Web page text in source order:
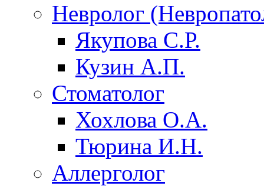
Невролог
Якупова С.Р.
Кузин А.П.
Стоматолог
Хохлова О.А.
Тюрина И.Н.
Аллерголог